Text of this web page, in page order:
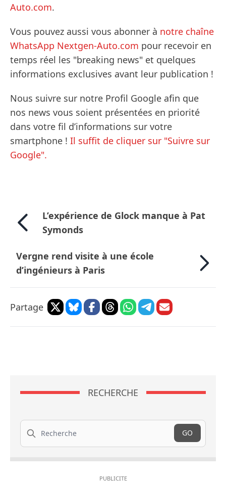
Auto.com.
Vous pouvez aussi vous abonner à notre chaîne
WhatsApp Nextgen-Auto.com pour recevoir en
temps réel les "breaking news" et quelques
informations exclusives avant leur publication !
Nous suivre sur notre Profil Google afin que
nos news vous soient présentées en priorité
dans votre fil d’informations sur votre
smartphone ! Il suffit de cliquer sur "Suivre sur
Google".
L’expérience de Glock manque à Pat
Symonds
Vergne rend visite à une école
d’ingénieurs à Paris
Partage
RECHERCHE
Recherche
GO